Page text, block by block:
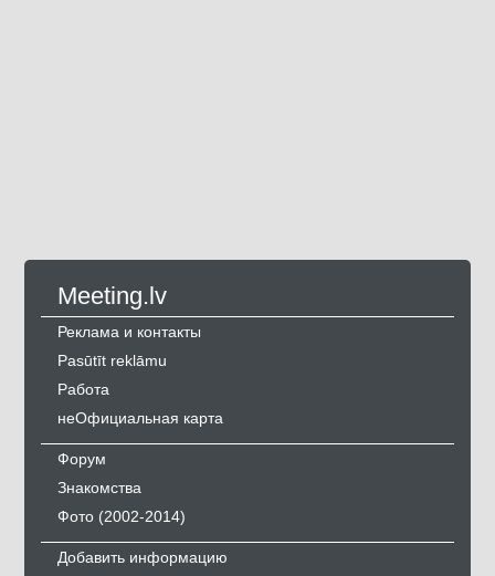
Meeting.lv
Реклама и контакты
Pasūtīt reklāmu
Работа
неОфициальная карта
Форум
Знакомства
Фото (2002-2014)
Добавить информацию